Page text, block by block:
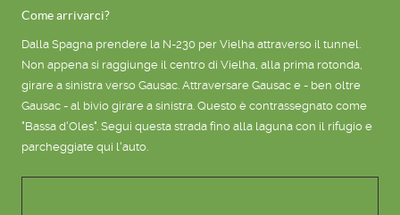
Come arrivarci?
Dalla Spagna prendere la N-230 per Vielha attraverso il tunnel.
Non appena si raggiunge il centro di Vielha, alla prima rotonda,
girare a sinistra verso Gausac. Attraversare Gausac e - ben oltre
Gausac - al bivio girare a sinistra. Questo è contrassegnato come
"Bassa d'Oles". Segui questa strada fino alla laguna con il rifugio e
parcheggiate qui l'auto.